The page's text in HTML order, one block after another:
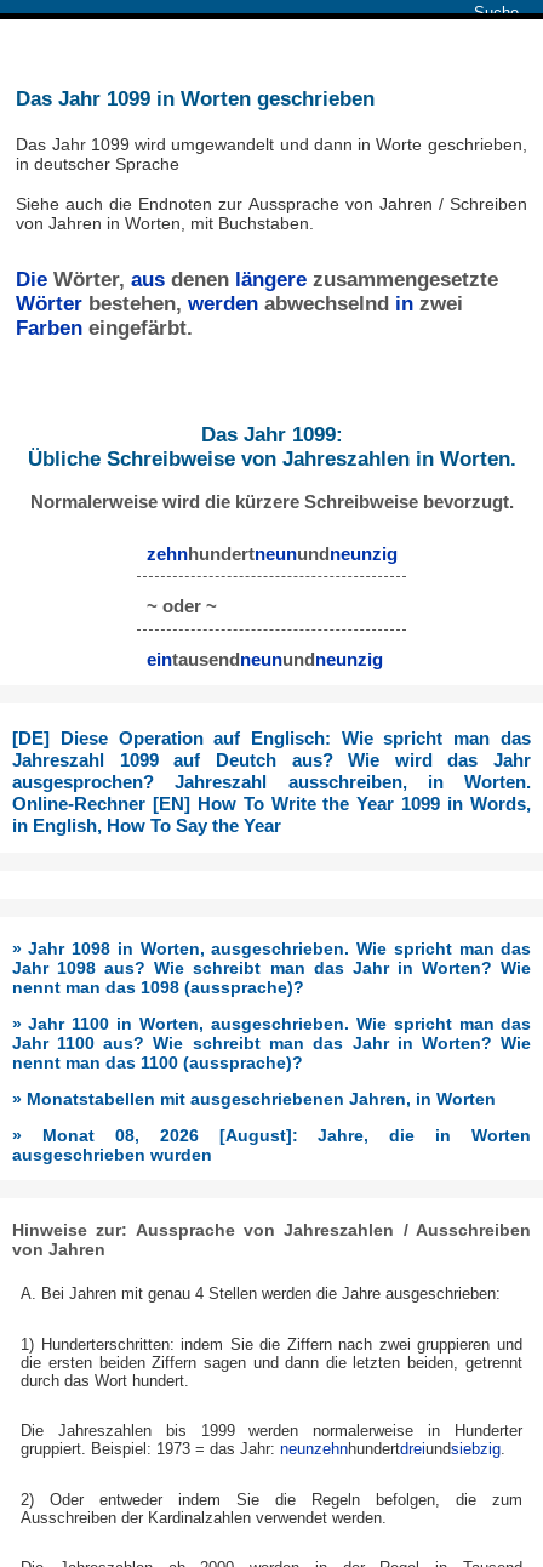
Das Jahr 1099 in Worten geschrieben
Das Jahr 1099 wird umgewandelt und dann in Worte geschrieben,
in deutscher Sprache
Siehe auch die Endnoten zur Aussprache von Jahren / Schreiben
von Jahren in Worten, mit Buchstaben.
DieWörter, ausdenen längerezusammengesetzte
Wörterbestehen, werdenabwechselnd inzwei
Farbeneingefärbt.
Das Jahr 1099:
Übliche Schreibweise von Jahreszahlen in Worten.
Normalerweise wird die kürzere Schreibweise bevorzugt.
zehnhundertneunundneunzig
~ oder ~
eintausendneunundneunzig
[DE] Diese Operation auf Englisch: Wie spricht man das
Jahreszahl 1099 auf Deutch aus? Wie wird das Jahr
ausgesprochen? Jahreszahl ausschreiben, in Worten.
Online-Rechner [EN] How To Write the Year 1099 in Words,
in English, How To Say the Year
» Jahr 1098 in Worten, ausgeschrieben. Wie spricht man das
Jahr 1098 aus? Wie schreibt man das Jahr in Worten? Wie
nennt man das 1098 (aussprache)?
» Jahr 1100 in Worten, ausgeschrieben. Wie spricht man das
Jahr 1100 aus? Wie schreibt man das Jahr in Worten? Wie
nennt man das 1100 (aussprache)?
» Monatstabellen mit ausgeschriebenen Jahren, in Worten
» Monat 08, 2026 [August]: Jahre, die in Worten
ausgeschrieben wurden
Hinweise zur: Aussprache von Jahreszahlen / Ausschreiben
von Jahren
A. Bei Jahren mit genau 4 Stellen werden die Jahre ausgeschrieben:
1) Hunderterschritten: indem Sie die Ziffern nach zwei gruppieren und
die ersten beiden Ziffern sagen und dann die letzten beiden, getrennt
durch das Wort hundert.
Die Jahreszahlen bis 1999 werden normalerweise in Hunderter
gruppiert. Beispiel: 1973 = das Jahr:neunzehnhundertdreiundsiebzig.
2) Oder entweder indem Sie die Regeln befolgen, die zum
Ausschreiben der Kardinalzahlen verwendet werden.